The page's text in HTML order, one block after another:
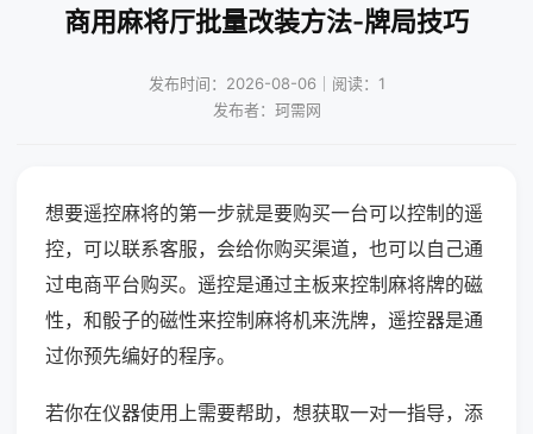
商用麻将厅批量改装方法-牌局技巧
发布时间：2026-08-06｜阅读：1
发布者：珂需网
想要遥控麻将的第一步就是要购买一台可以控制的遥
控，可以联系客服，会给你购买渠道，也可以自己通
过电商平台购买。遥控是通过主板来控制麻将牌的磁
性，和骰子的磁性来控制麻将机来洗牌，遥控器是通
过你预先编好的程序。
若你在仪器使用上需要帮助，想获取一对一指导，添